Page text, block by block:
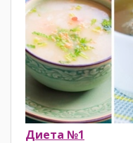
Диета №1